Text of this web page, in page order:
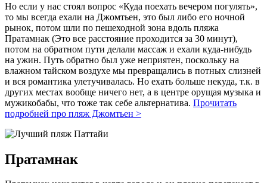
Но если у нас стоял вопрос «Куда поехать вечером погулять»,
то мы всегда ехали на Джомтьен, это был либо его ночной
рынок, потом шли по пешеходной зона вдоль пляжа
Пратамнак (Это все расстояние проходится за 30 минут),
потом на обратном пути делали массаж и ехали куда-нибудь
на ужин. Путь обратно был уже неприятен, поскольку на
влажном тайском воздухе мы превращались в потных слизней
и вся романтика улетучивалась. Но ехать больше некуда, т.к. в
других местах вообще ничего нет, а в центре орущая музыка и
мужикобабы, что тоже так себе альтернатива. Прочитать
подробней про пляж Джомтьен >
Пратамнак